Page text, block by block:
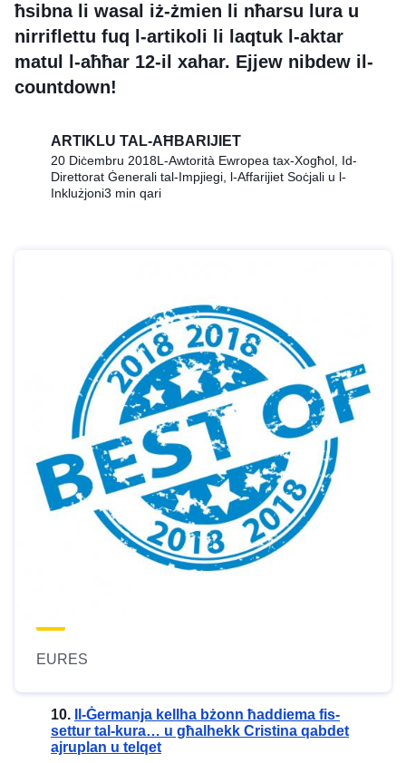
ħsibna li wasal iż-żmien li nħarsu lura u
nirriflettu fuq l-artikoli li laqtuk l-aktar
matul l-aħħar 12-il xahar. Ejjew nibdew il-
countdown!
ARTIKLU TAL-AĦBARIJIET
20 Diċembru 2018L-Awtorità Ewropea tax-Xogħol, Id-
Direttorat Ġenerali tal-Impjiegi, l-Affarijiet Soċjali u l-
Inklużjoni3 min qari
EURES
10.
Il-Ġermanja kellha bżonn ħaddiema fis-
settur tal-kura… u għalhekk Cristina qabdet
ajruplan u telqet